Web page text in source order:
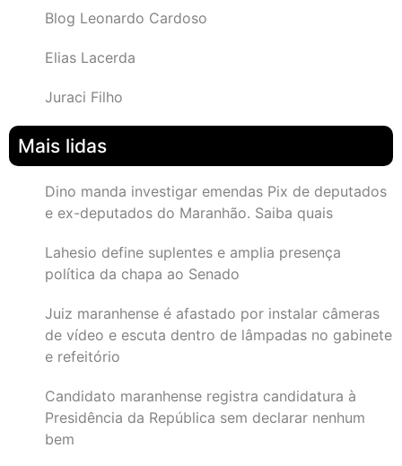
Blog Leonardo Cardoso
Elias Lacerda
Juraci Filho
Mais lidas
Dino manda investigar emendas Pix de deputados
e ex-deputados do Maranhão. Saiba quais
Lahesio define suplentes e amplia presença
política da chapa ao Senado
Juiz maranhense é afastado por instalar câmeras
de vídeo e escuta dentro de lâmpadas no gabinete
e refeitório
Candidato maranhense registra candidatura à
Presidência da República sem declarar nenhum
bem